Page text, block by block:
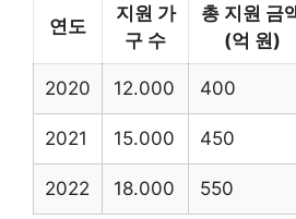
연도
지원 가
구 수
총 지원 금
(억 원)
2020 12.000 400
2021 15.000 450
2022 18.000 550